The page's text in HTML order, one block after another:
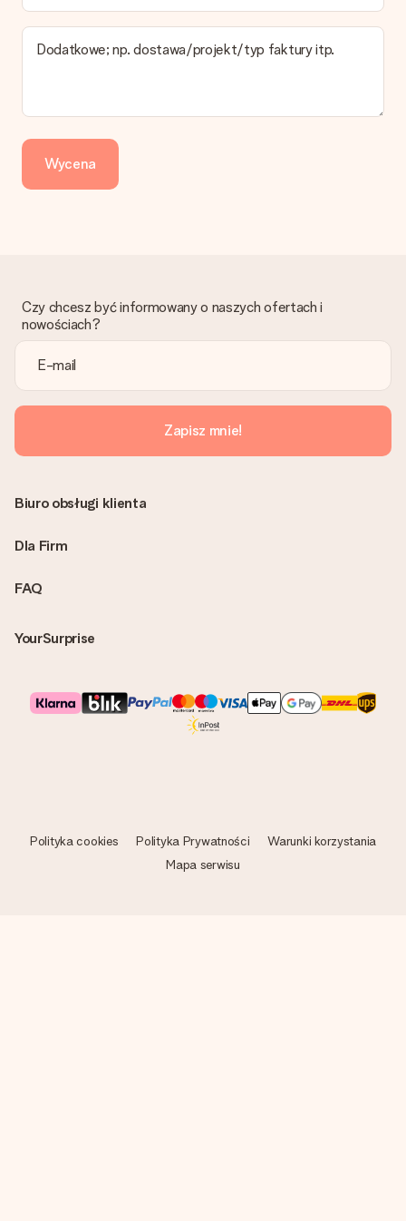
najwolniejszej formy wysyłki.
Zapłata
Dotpay, karta kredytowa, lub przelew bankowy. W przypadku
dni przedłużenia dostawy - kwota musi zostać zaksięgowana,
aby zamówienie trafiło do produkcji. Robiąc przelew, należy
wybrać Przelew Krajowy Europejski.
Czy faktura jest wysyłana razem z zamówieniem?
Żaden rachunek lub faktura nie jest wysyłany z zamówieniem.
Możesz ją również znaleźć na koncie MySurprise. Dzięki temu
możesz wysłać prezent bezpośrednio do odbiorcy, co będzie
prawdziwą niespodzianką!
Dodatkowe; np. dostawa/projekt/typ faktury itp.
Wycena
Czy chcesz być informowany o naszych ofertach i
nowościach?
Zapisz mnie!
FAQ
YourSurprise
Biuro obsługi klienta
Dla Firm
Polityka cookies Polityka Prywatności
Warunki korzystania
Mapa serwisu